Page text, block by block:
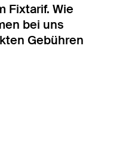
Fixtarif. Wie
bei uns
Gebühren